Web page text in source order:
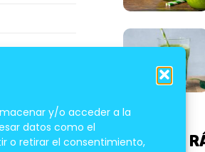
y/o acceder a la
datos como el
o retirar el consentimiento,ACCESO